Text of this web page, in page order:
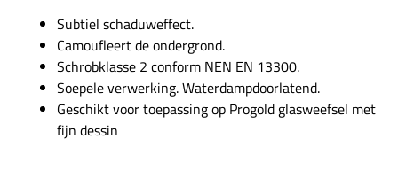
Subtiel schaduweffect.
Camoufleert de ondergrond.
Schrobklasse 2 conform NEN EN 13300.
Soepele verwerking. Waterdampdoorlatend.
Geschikt voor toepassing op Progold glasweefsel met
fijn dessin